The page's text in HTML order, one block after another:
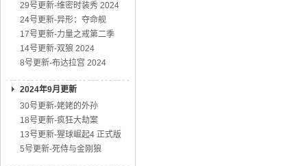
29号更新-维密时装秀 2024
24号更新-异形：夺命舰
17号更新-力量之戒第二季
14号更新-双狼 2024
8号更新-布达拉宫 2024
2024年9月更新
30号更新-姥姥的外孙
18号更新-疯狂大劫案
13号更新-猩球崛起4 正式版
5号更新-死侍与金刚狼